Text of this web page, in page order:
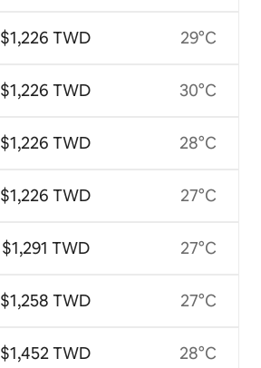
$1,226 TWD
$1,226 TWD
$1,226 TWD
$1,226 TWD
$1,291 TWD
$1,258 TWD
$1,452 TWD
29°C
30°C
28°C
27°C
27°C
27°C
28°C